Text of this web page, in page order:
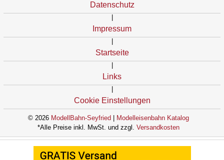
Datenschutz
Impressum
Startseite
Links
Cookie Einstellungen
© 2026 ModellBahn-Seyfried
Modelleisenbahn Katalog
*Alle Preise inkl. MwSt. und zzgl. Versandkosten